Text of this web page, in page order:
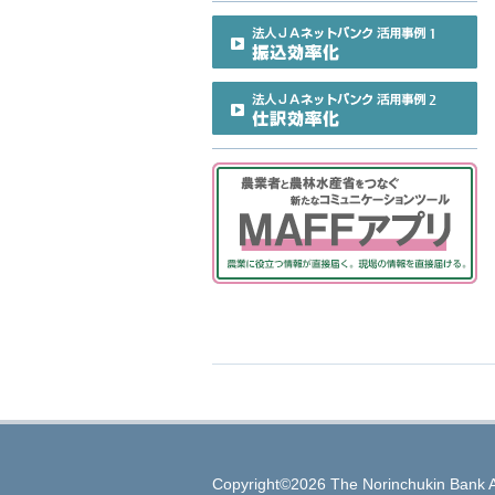
Copyright©2026 The Norinchukin Bank